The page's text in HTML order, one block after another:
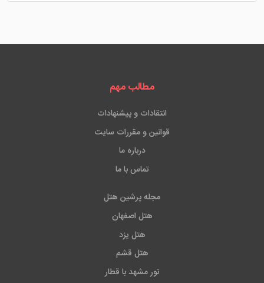
مطالب مهم
انتقادات و پیشنهادات
قوانین و مقررات سایت
درباره ما
تماس با ما
مجله پرشین هتل
هتل اصفهان
هتل یزد
هتل قشم
تور مشهد با قطار